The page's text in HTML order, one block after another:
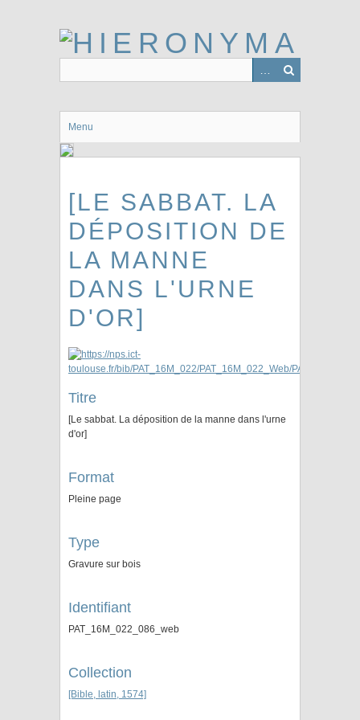
Menu
[LE SABBAT. LA
DÉPOSITION DE
LA MANNE
DANS L'URNE
D'OR]
Titre
[Le sabbat. La déposition de la manne dans l'urne
d'or]
Format
Pleine page
Type
Gravure sur bois
Identifiant
PAT_16M_022_086_web
Collection
[Bible, latin, 1574]